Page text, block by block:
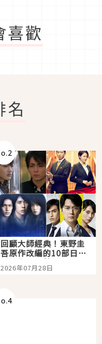
喜歡
名
2
回顧大師經典！東野圭
吾原作改編的10部日本
影視作品推薦
2026年07月28日
4